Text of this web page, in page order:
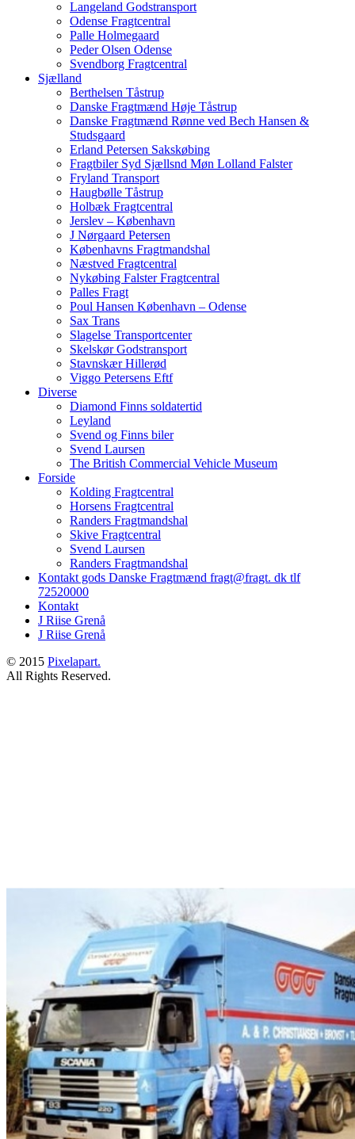
Langeland Godstransport
Odense Fragtcentral
Palle Holmegaard
Peder Olsen Odense
Svendborg Fragtcentral
Sjælland
Berthelsen Tåstrup
Danske Fragtmænd Høje Tåstrup
Danske Fragtmænd Rønne ved Bech Hansen &
Studsgaard
Erland Petersen Sakskøbing
Fragtbiler Syd Sjællsnd Møn Lolland Falster
Fryland Transport
Haugbølle Tåstrup
Holbæk Fragtcentral
Jerslev – København
J Nørgaard Petersen
Københavns Fragtmandshal
Næstved Fragtcentral
Nykøbing Falster Fragtcentral
Palles Fragt
Poul Hansen København – Odense
Sax Trans
Slagelse Transportcenter
Skelskør Godstransport
Stavnskær Hillerød
Viggo Petersens Eftf
Diverse
Diamond Finns soldatertid
Leyland
Svend og Finns biler
Svend Laursen
The British Commercial Vehicle Museum
Forside
Kolding Fragtcentral
Horsens Fragtcentral
Randers Fragtmandshal
Skive Fragtcentral
Svend Laursen
Randers Fragtmandshal
Kontakt gods Danske Fragtmænd fragt@fragt. dk tlf
72520000
Kontakt
J Riise Grenå
J Riise Grenå
© 2015 Pixelapart.
All Rights Reserved.